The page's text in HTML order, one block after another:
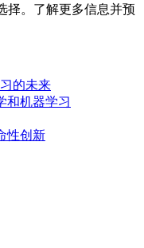
择。了解更多信息并预
的未来
和机器学习
性创新